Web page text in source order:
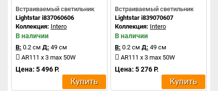
Встраиваемый светильник
Lightstar i837060606
Коллекция: Intero
В наличии
В: 0.2 см Д: 49 см
AR111 x 3 max 50W
Цена: 5 496 Р.
Купить
Встраиваемый светильник
Lightstar i839070607
Коллекция: Intero
В наличии
В: 0.2 см Д: 49 см
AR111 x 3 max 50W
Цена: 5 276 Р.
Купить